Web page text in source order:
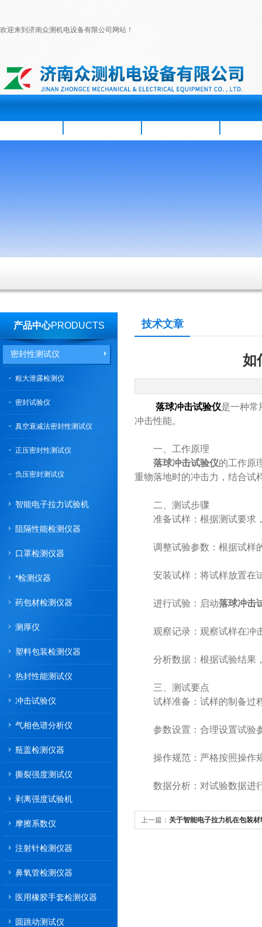
欢迎来到济南众测机电设备有限公司网站！
产品中心PRODUCTS
密封性测试仪
粗大泄露检测仪
密封试验仪
真空衰减法密封性测试仪
正压密封性测试仪
负压密封测试仪
智能电子拉力试验机
阻隔性能检测仪器
口罩检测仪器
*检测仪器
药包材检测仪器
测厚仪
塑料包装检测仪器
热封性能测试仪
冲击试验仪
气相色谱分析仪
瓶盖检测仪器
撕裂强度测试仪
剥离强度试验机
摩擦系数仪
注射针检测仪器
鼻氧管检测仪器
医用橡胶手套检测仪器
圆跳动测试仪
技术文章
如
落球冲击试验仪是一种常
冲击性能。
一、工作原理
落球冲击试验仪的工作原
重物落地时的冲击力，结合试
二、测试步骤
准备试样：根据测试要求，
调整试验参数：根据试样的
安装试样：将试样放置在试
进行试验：启动落球冲击
观察记录：观察试样在冲击
分析数据：根据试验结果，
三、测试要点
试样准备：试样的制备过
参数设置：合理设置试验参
操作规范：严格按照操作规
数据分析：对试验数据进行
上一篇： 关于智能电子拉力机在包装